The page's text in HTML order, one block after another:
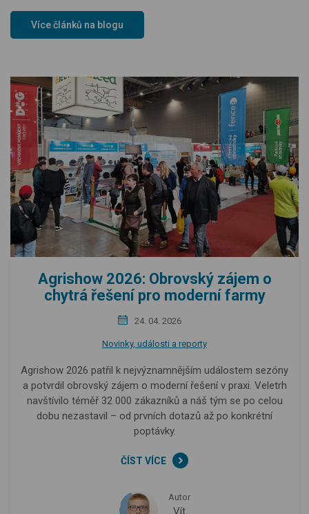
Více článků na blogu
Agrishow 2026: Obrovský zájem o
chytrá řešení pro moderní farmy
24. 04. 2026
Novinky, události a reporty
Agrishow 2026 patřil k nejvýznamnějším událostem sezóny
a potvrdil obrovský zájem o moderní řešení v praxi. Veletrh
navštívilo téměř 32 000 zákazníků a náš tým se po celou
dobu nezastavil – od prvních dotazů až po konkrétní
poptávky.
ČÍST VÍCE
Autor
Vít